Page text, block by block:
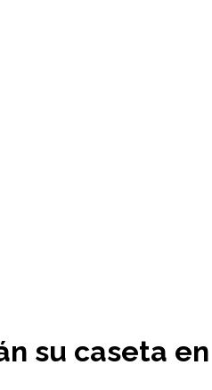
su caseta